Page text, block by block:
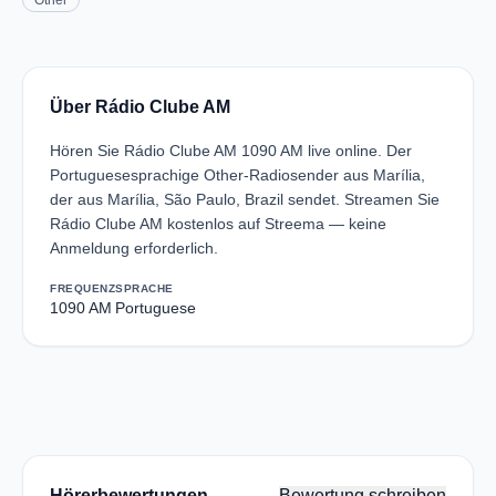
Über Rádio Clube AM
Hören Sie Rádio Clube AM 1090 AM live online. Der
Portuguesesprachige Other-Radiosender aus Marília,
der aus Marília, São Paulo, Brazil sendet. Streamen Sie
Rádio Clube AM kostenlos auf Streema — keine
Anmeldung erforderlich.
FREQUENZ
1090 AM
SPRACHE
Portuguese